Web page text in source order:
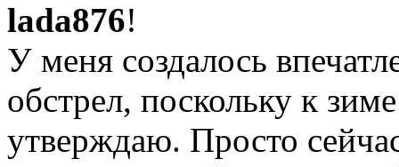
lada876!
У меня создалось
обстрел, поскольку к
утверждаю. Просто